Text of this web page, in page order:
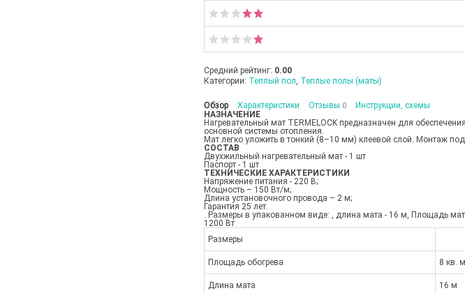
Средний рейтинг: 0.00
Категории: Теплый пол, Теплые полы (маты)
Обзор Характеристики Отзывы 0
Инструкции, схемы
НАЗНАЧЕНИЕ
Нагревательный мат TERMELOCK предназначен для
основной системы отопления.
Мат легко уложить в тонкий (8–10 мм) клеевой слой. Монтаж
СОСТАВ
Двухжильный нагревательный мат - 1 шт
Паспорт - 1 шт
ТЕХНИЧЕСКИЕ ХАРАКТЕРИСТИКИ
Напряжение питания - 220 В;
Мощность – 150 Вт/м;
Длина установочного провода – 2 м;
Гарантия 25 лет.
. Размеры в упакованном виде: , длина мата - 16 м, Площадь
1200 Вт
Размеры
Площадь обогрева 8 кв.
Длина мата 16 м